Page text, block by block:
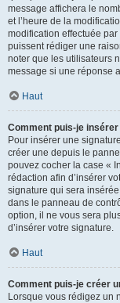
message affichera le
et l’heure de la
modification effectuée
puissent rédiger une
noter que les utilisateurs
message si une réponse
Haut
Comment puis-je
Pour insérer une
créer une depuis le
pouvez cocher la case «
rédaction afin d’insérer
signature qui sera
dans le panneau de
option, il ne vous sera
d’insérer votre signature.
Haut
Comment puis-je créer
Lorsque vous rédigez un